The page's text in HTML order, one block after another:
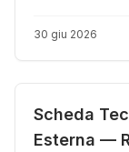
30 giu 2026
Prodotto
Scheda
Esterna —